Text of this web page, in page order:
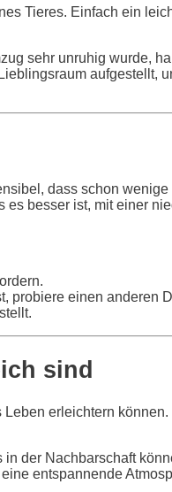
Tieres. Einfach ein
sehr unruhig wurde,
aufgestellt,
dass schon
es besser ist, mit einer
probiere einen anderen
sind
erleichtern
der Nachbarschaft
entspannende